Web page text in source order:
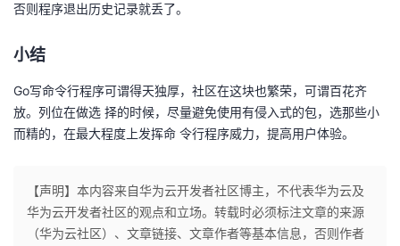
否则程序退出历史记录就丢了。
小结
Go写命令行程序可谓得天独厚，社区在这块也繁荣，可谓百花齐
放。列位在做选 择的时候，尽量避免使用有侵入式的包，选那些小
而精的，在最大程度上发挥命 令行程序威力，提高用户体验。
【声明】本内容来自华为云开发者社区博主，不代表华为云及
华为云开发者社区的观点和立场。转载时必须标注文章的来源
（华为云社区）、文章链接、文章作者等基本信息，否则作者